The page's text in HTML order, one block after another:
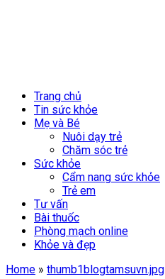
Trang chủ
Tin sức khỏe
Mẹ và Bé
Nuôi dạy trẻ
Chăm sóc trẻ
Sức khỏe
Cẩm nang sức khỏe
Trẻ em
Tư vấn
Bài thuốc
Phòng mạch online
Khỏe và đẹp
Home » thumb1blogtamsuvn.jpg